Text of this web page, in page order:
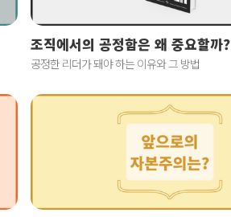
조직에서의 공정함은 왜 중요할까?
공정한 리더가 돼야 하는 이유와 그 방법